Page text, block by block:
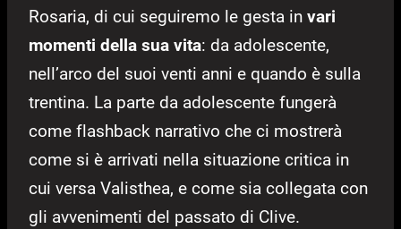
Rosaria, di cui seguiremo le gesta in vari
momenti della sua vita: da adolescente,
nell’arco del suoi venti anni e quando è sulla
trentina. La parte da adolescente fungerà
come flashback narrativo che ci mostrerà
come si è arrivati nella situazione critica in
cui versa Valisthea, e come sia collegata con
gli avvenimenti del passato di Clive.